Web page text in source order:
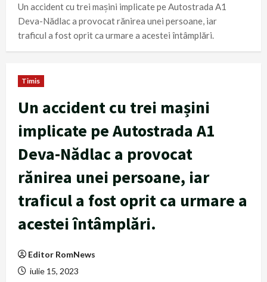
Un accident cu trei mașini implicate pe Autostrada A1
Deva-Nădlac a provocat rănirea unei persoane, iar
traficul a fost oprit ca urmare a acestei întâmplări.
Timis
Un accident cu trei mașini
implicate pe Autostrada A1
Deva-Nădlac a provocat
rănirea unei persoane, iar
traficul a fost oprit ca urmare a
acestei întâmplări.
Editor RomNews
iulie 15, 2023